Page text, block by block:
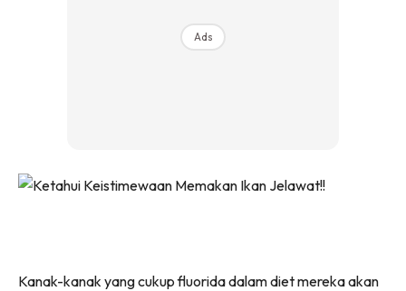
Ads
Kanak-kanak yang cukup fluorida dalam diet mereka akan